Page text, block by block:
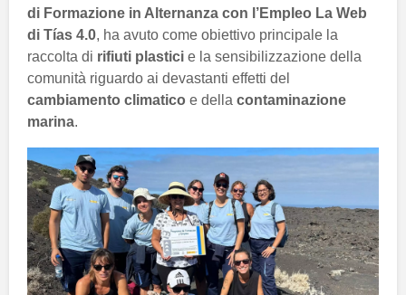
di Formazione in Alternanza con l’Empleo La Web
di Tías 4.0, ha avuto come obiettivo principale la
raccolta di rifiuti plastici e la sensibilizzazione della
comunità riguardo ai devastanti effetti del
cambiamento climatico e della contaminazione
marina.